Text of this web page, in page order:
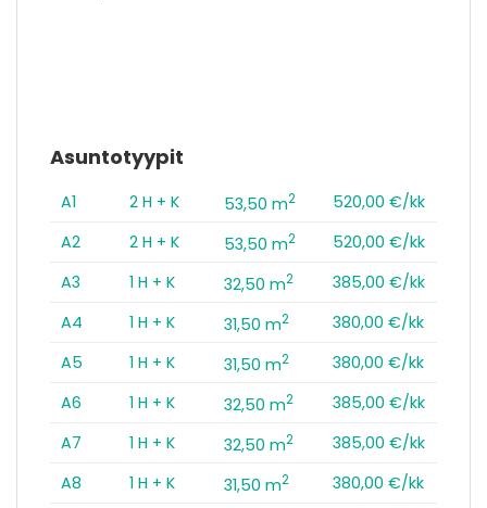
Asuntotyypit
A1 2 H + K 53,50 m2
520,00 €/kk
A2
2 H + K 53,50 m2
520,00 €/kk
A3
1 H + K 32,50 m2
385,00 €/kk
A4
1 H + K 31,50 m2
380,00 €/kk
A5
1 H + K 31,50 m2
380,00 €/kk
A6
1 H + K 32,50 m2
385,00 €/kk
A7
1 H + K 32,50 m2
385,00 €/kk
A8
1 H + K 31,50 m2
380,00 €/kk